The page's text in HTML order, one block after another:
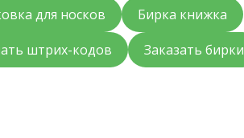
для носков
Бирка книжка
штрих-кодов
Заказать бирки